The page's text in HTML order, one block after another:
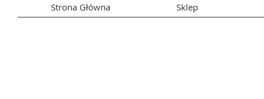
Strona Główna Sklep